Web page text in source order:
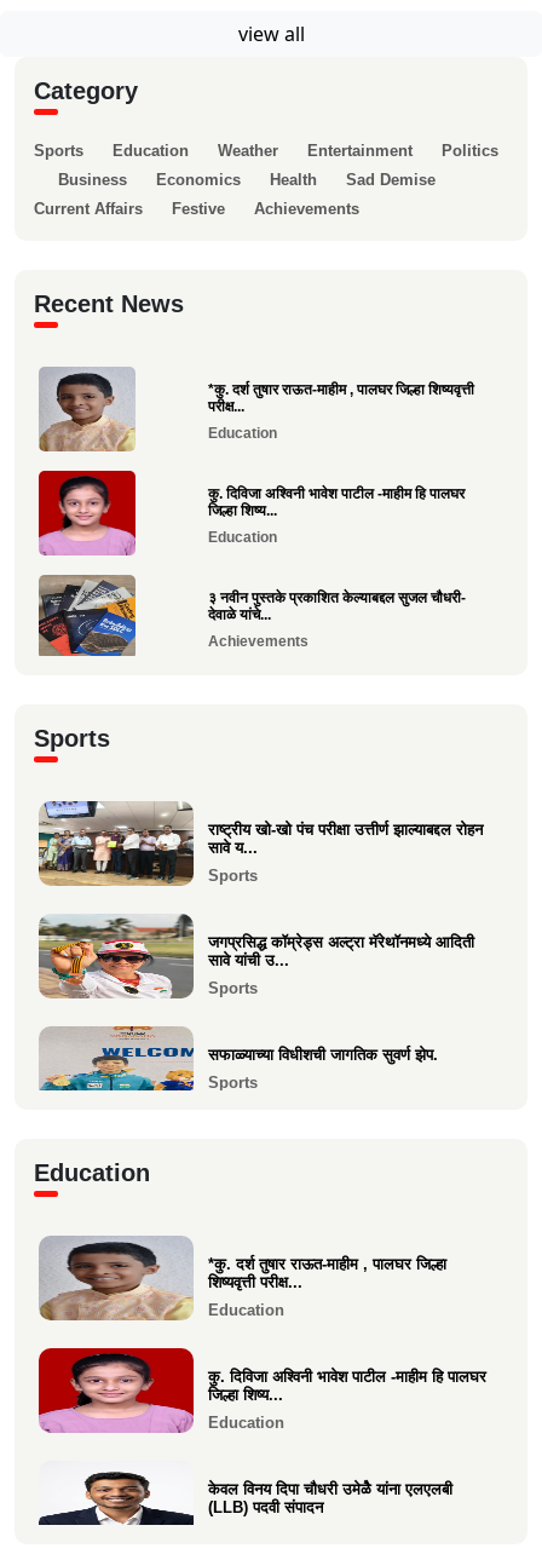
view all
Category
Sports Education Weather Entertainment
Politics
Business
Economics Health
Sad Demise
Current Affairs
Festive Achievements
Recent News
*कु. दर्श तुषार राऊत-माहीम , पालघर जिल्हा शिष्यवृत्ती
परीक्ष...
Education
कु. दिविजा अश्विनी भावेश पाटील -माहीम हि पालघर
जिल्हा शिष्य...
Education
३ नवीन पुस्तके प्रकाशित केल्याबद्दल सुजल चौधरी-
देवाळे यांचे...
Achievements
रत...
Achievements
Politics
Education
Sports
राष्ट्रीय खो-खो पंच परीक्षा उत्तीर्ण झाल्याबद्दल रोहन
सावे य...
Sports
जगप्रसिद्ध कॉम्रेड्स अल्ट्रा मॅरेथॉनमध्ये आदिती
सावे यांची उ...
Sports
सफाळ्याच्या विधीशची जागतिक सुवर्ण झेप.
Sports
वसईच्या कु. वीरा चौधरीची पालघर जिल्हा
किकबॉक्सिंग स्पर्धेत स...
Sports
Education
*कु. दर्श तुषार राऊत-माहीम , पालघर जिल्हा
शिष्यवृत्ती परीक्ष...
Education
कु. दिविजा अश्विनी भावेश पाटील -माहीम हि पालघर
जिल्हा शिष्य...
Education
केवल विनय दिपा चौधरी उमेळेै यांना एलएलबी
(LLB) पदवी संपादन